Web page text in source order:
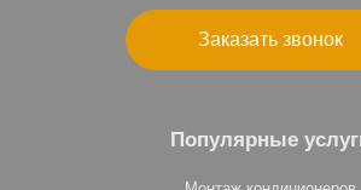
Заказать звонок
Популярные